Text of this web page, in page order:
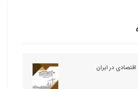
در ایران